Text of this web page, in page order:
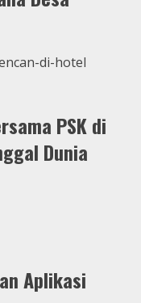
PSK di
Dunia
Aplikasi